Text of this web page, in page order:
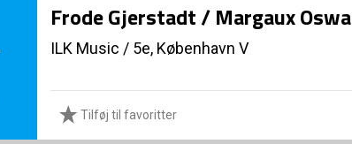
Frode Gjerstadt / Margaux
ILK Music / 5e, København V
Tilføj til favoritter